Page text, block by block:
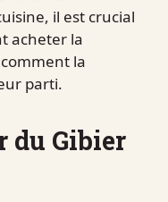
il est crucial
acheter la
la
parti.
du Gibier